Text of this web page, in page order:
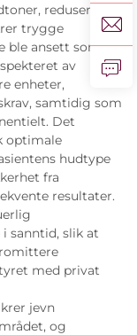
reduserer
trygge
ble ansett som
av
enheter,
samtidig som
Det
optimale
hudtype
fra
resultater.
sanntid, slik at
med privat
jevn
og